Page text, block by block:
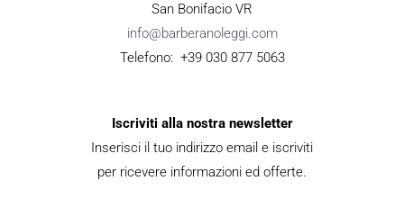
San Bonifacio VR
info@barberanoleggi.com
Telefono: +39 030 877 5063
Iscriviti alla nostra newsletter
Inserisci il tuo indirizzo email e iscriviti
per ricevere informazioni ed offerte.